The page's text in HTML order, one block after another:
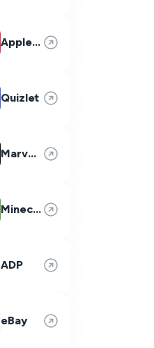
Apple Music
Quizlet
Marvel Rivals
Minecraft
ADP
eBay